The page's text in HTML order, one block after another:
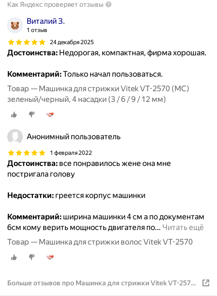
Как Яндекс проверяет отзывы
Виталий З.
1 отзыв
24 декабря 2025
Достоинства: Недорогая, компактная, фирма хорошая.
Комментарий:Только начал пользоваться.
Товар — Машинка для стрижки Vitek VT-2570 (MC)
зеленый/черный, 4 насадки (3 / 6 / 9 / 12 мм)
Анонимный пользователь
1 февраля 2022
Достоинства: все понравилось жене она мне
постригала голову
Недостатки: греется корпус машинки
Комментарий: ширина машинки 4 см а по документам
6см кому верить мощность двигателя по… Читать ещё
Товар — Машинка для стрижки волос Vitek VT-2570
Больше отзывов про Машинка для стрижки Vitek VT-2570